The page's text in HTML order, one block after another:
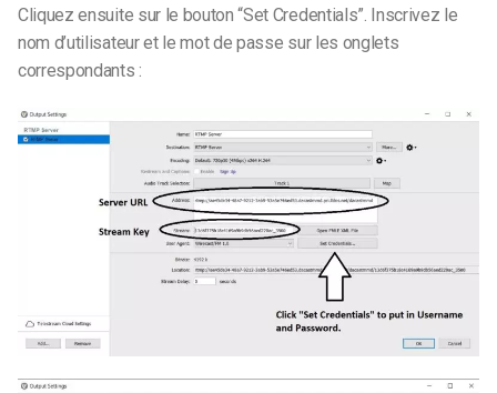
Cliquez ensuite sur le bouton “Set Credentials”. Inscrivez le
nom d’utilisateur et le mot de passe sur les onglets
correspondants :